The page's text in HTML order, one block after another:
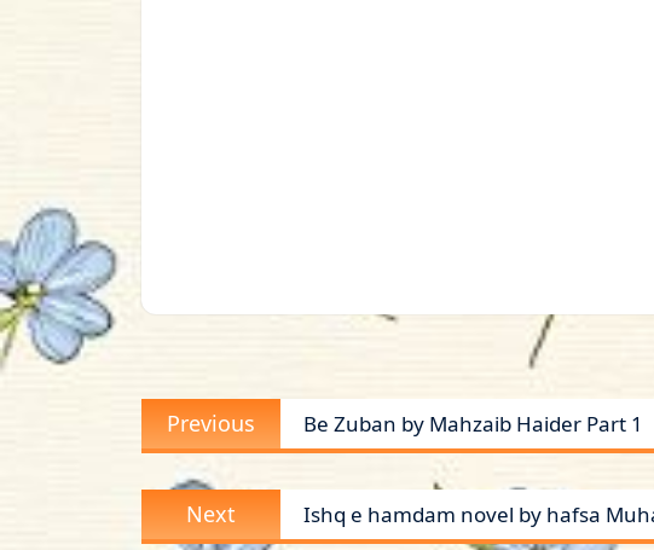
Post
navigation
Previous
post:
Be Zuban by Mahzaib Haider Part 1
Next
post:
Ishq e hamdam novel by hafsa